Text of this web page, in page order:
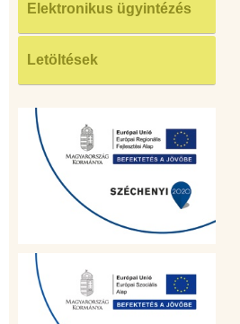
Elektronikus ügyintézés
Letöltések